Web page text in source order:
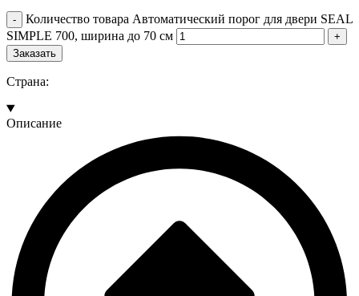
Количество товара Автоматический порог для двери SEAL
SIMPLE 700, ширина до 70 см
Заказать
Страна:
Описание